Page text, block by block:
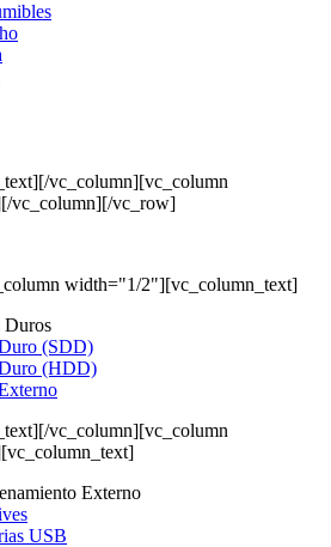
vc_column][vc_column
vc_column][/vc_row]
width="1/2"][vc_column_text]
Duros
(SDD)
(HDD)
vc_column][vc_column
Externo
USB